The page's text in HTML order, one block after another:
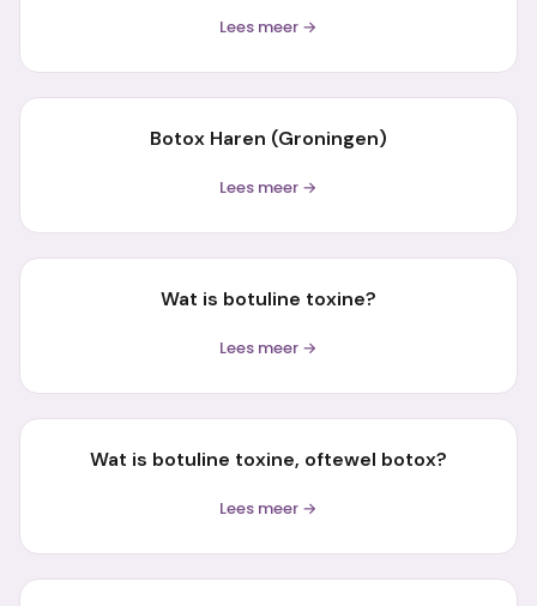
Lees meer →
Botox Haren (Groningen)
Lees meer →
Wat is botuline toxine?
Lees meer →
Wat is botuline toxine, oftewel botox?
Lees meer →